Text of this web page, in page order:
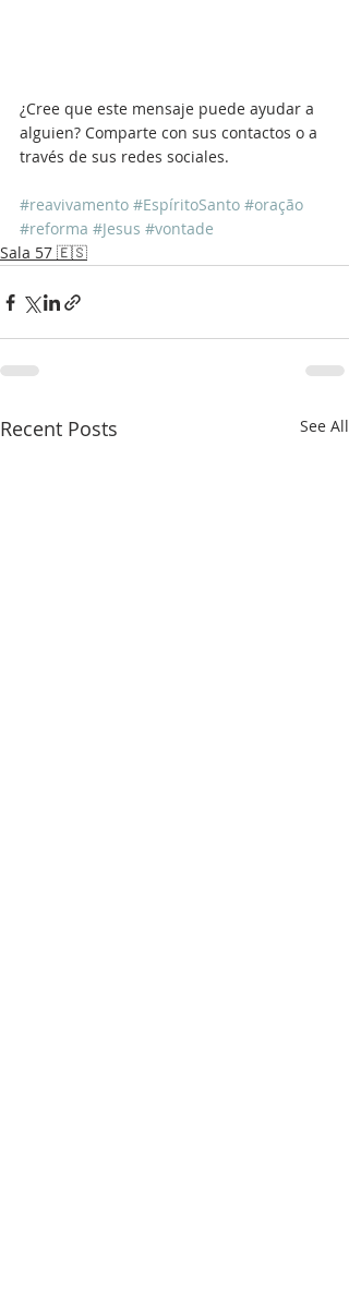
¿Cree que este mensaje puede ayudar a
alguien? Comparte con sus contactos o a
través de sus redes sociales.
#reavivamento #EspíritoSanto #oração
#reforma #Jesus #vontade
Sala 57 🇪🇸
Recent Posts See All